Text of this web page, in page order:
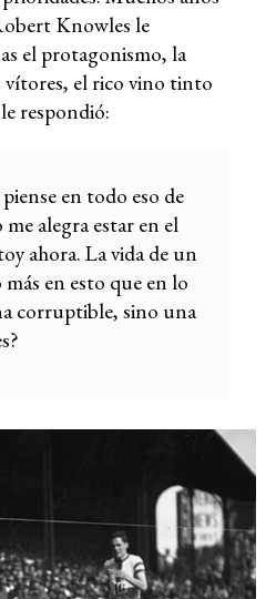
Knowles le
el protagonismo, la
vítores, el rico vino tinto
respondió:
en todo eso de
alegra estar en el
ahora. La vida de un
en esto que en lo
corruptible, sino una